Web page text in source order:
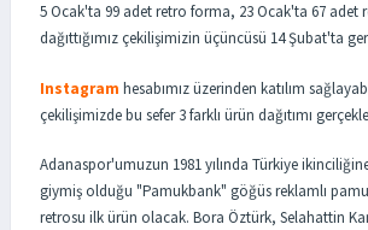
5 Ocak'ta 99 adet retro forma, 23 Ocak'ta 67 adet
dağıttığımız çekilişimizin üçüncüsü 14 Şubat'ta
Instagram hesabımız üzerinden katılım
çekilişimizde bu sefer 3 farklı ürün dağıtımı
Adanaspor'umuzun 1981 yılında Türkiye
giymiş olduğu "Pamukbank" göğüs reklamlı
retrosu ilk ürün olacak. Bora Öztürk, Selahattin